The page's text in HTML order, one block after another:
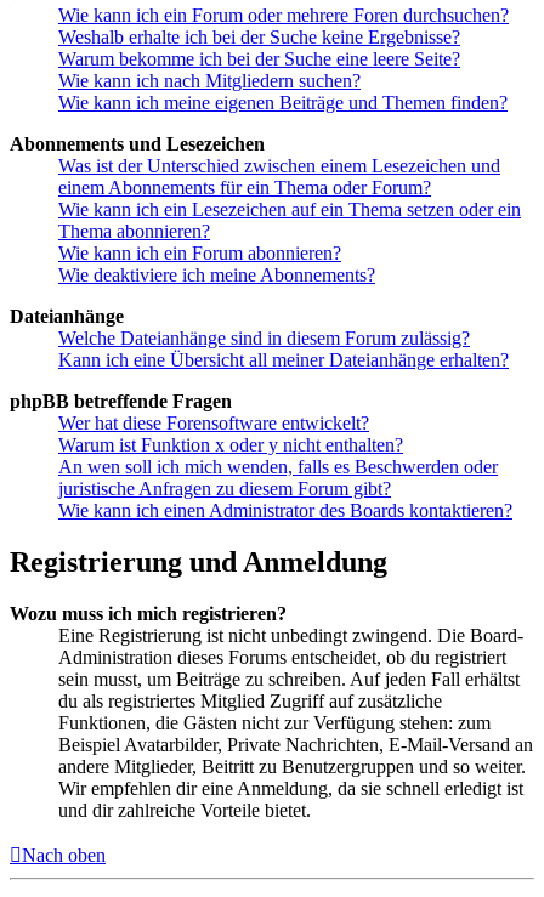
Wie kann ich ein Forum oder mehrere Foren durchsuchen?
Weshalb erhalte ich bei der Suche keine Ergebnisse?
Warum bekomme ich bei der Suche eine leere Seite?
Wie kann ich nach Mitgliedern suchen?
Wie kann ich meine eigenen Beiträge und Themen finden?
Abonnements und Lesezeichen
Was ist der Unterschied zwischen einem Lesezeichen und
einem Abonnements für ein Thema oder Forum?
Wie kann ich ein Lesezeichen auf ein Thema setzen oder ein
Thema abonnieren?
Wie kann ich ein Forum abonnieren?
Wie deaktiviere ich meine Abonnements?
Dateianhänge
Welche Dateianhänge sind in diesem Forum zulässig?
Kann ich eine Übersicht all meiner Dateianhänge erhalten?
phpBB betreffende Fragen
Wer hat diese Forensoftware entwickelt?
Warum ist Funktion x oder y nicht enthalten?
An wen soll ich mich wenden, falls es Beschwerden oder
juristische Anfragen zu diesem Forum gibt?
Wie kann ich einen Administrator des Boards kontaktieren?
Registrierung und Anmeldung
Wozu muss ich mich registrieren?
Eine Registrierung ist nicht unbedingt zwingend. Die Board-
Administration dieses Forums entscheidet, ob du registriert
sein musst, um Beiträge zu schreiben. Auf jeden Fall erhältst
du als registriertes Mitglied Zugriff auf zusätzliche
Funktionen, die Gästen nicht zur Verfügung stehen: zum
Beispiel Avatarbilder, Private Nachrichten, E-Mail-Versand an
andere Mitglieder, Beitritt zu Benutzergruppen und so weiter.
Wir empfehlen dir eine Anmeldung, da sie schnell erledigt ist
und dir zahlreiche Vorteile bietet.
Nach oben